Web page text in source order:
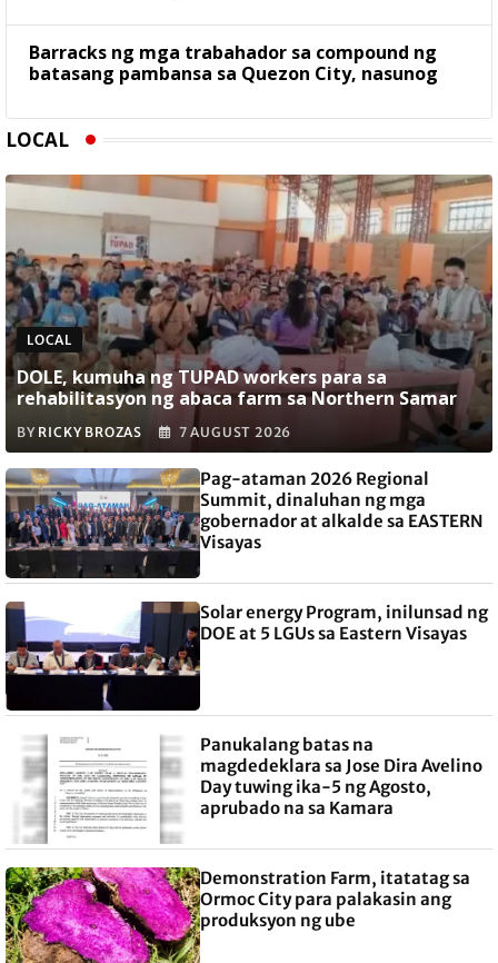
Barracks ng mga trabahador sa compound ng
batasang pambansa sa Quezon City, nasunog
LOCAL
LOCAL
DOLE, kumuha ng TUPAD workers para sa
rehabilitasyon ng abaca farm sa Northern Samar
BY RICKY BROZAS 7 AUGUST 2026
Pag-ataman 2026 Regional
Summit, dinaluhan ng mga
gobernador at alkalde sa EASTERN
Visayas
Solar energy Program, inilunsad ng
DOE at 5 LGUs sa Eastern Visayas
Panukalang batas na
magdedeklara sa Jose Dira Avelino
Day tuwing ika-5 ng Agosto,
aprubado na sa Kamara
Demonstration Farm, itatatag sa
Ormoc City para palakasin ang
produksyon ng ube